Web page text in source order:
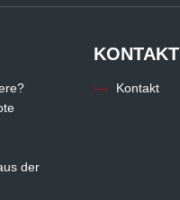
der
KONTAKT
Kontakt